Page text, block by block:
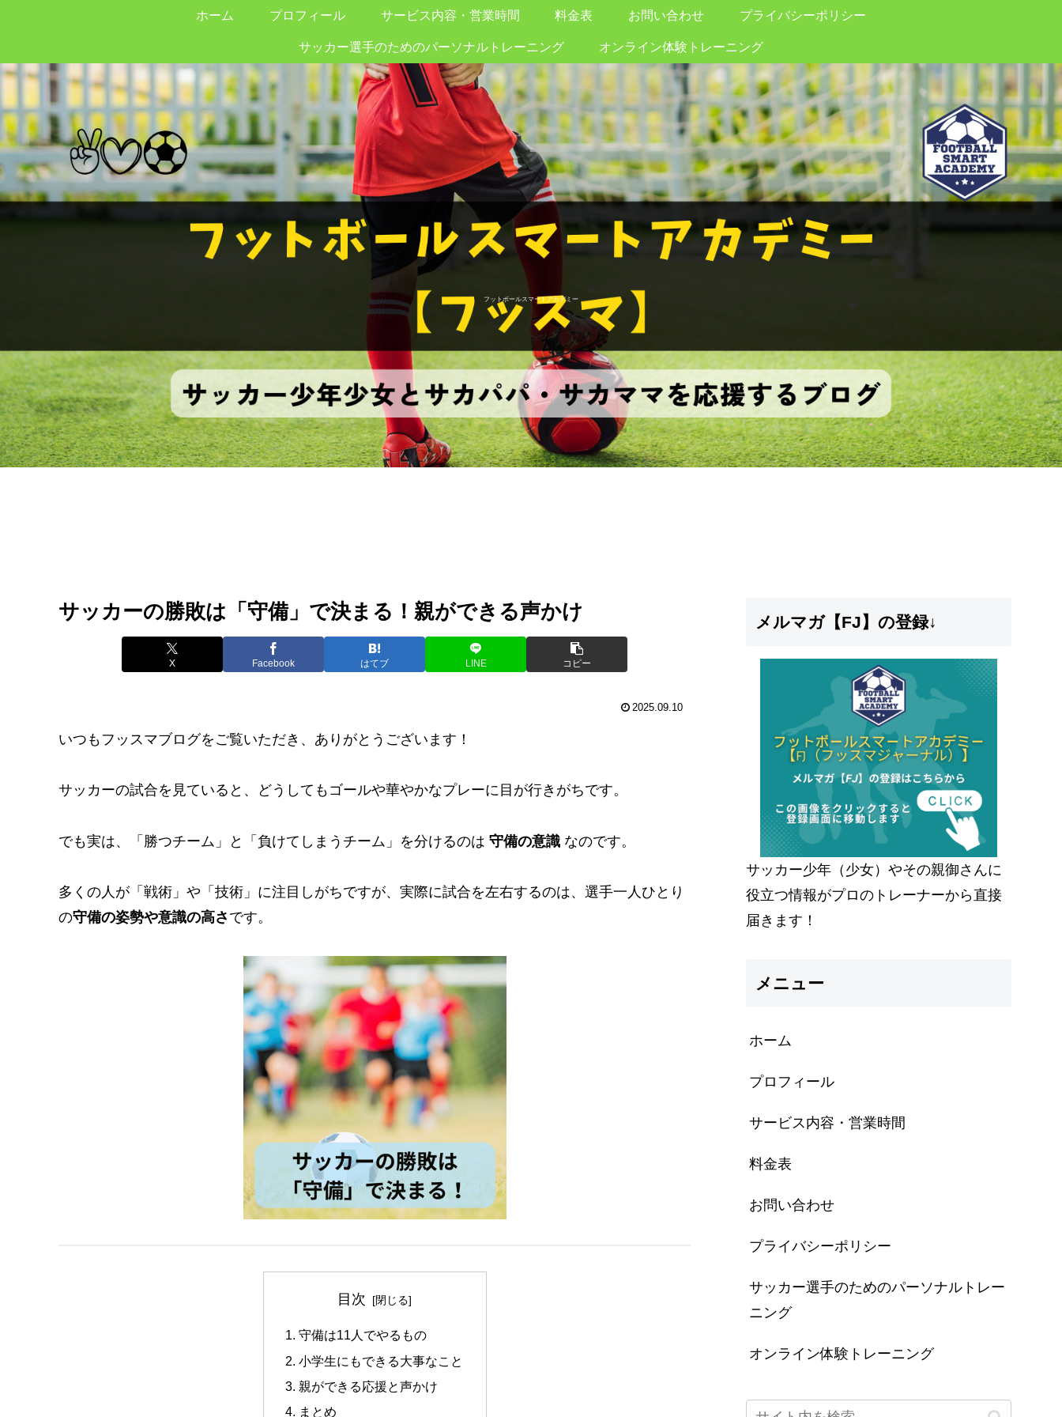
フットボールスマートアカデミー
ホーム プロフィール サービス内容・営業時間 料金表 お問い合わせ プライバシーポリシー
サッカー選手のためのパーソナルトレーニング オンライン体験トレーニング
サッカーの勝敗は「守備」で決まる！親ができる声かけ
X Facebook はてブ LINE コピー
2025.09.10
いつもフッスマブログをご覧いただき、ありがとうございます！
サッカーの試合を見ていると、どうしてもゴールや華やかなプレーに目が行きがちです。
でも実は、「勝つチーム」と「負けてしまうチーム」を分けるのは 守備の意識 なのです。
多くの人が「戦術」や「技術」に注目しがちですが、実際に試合を左右するのは、選手一人ひとり
の守備の姿勢や意識の高さ です。
目次
守備は11人でやるもの
小学生にもできる大事なこと
親ができる応援と声かけ
まとめ
メルマガ【FJ】の登録↓
サッカー少年（少女）やその親御さんに
役立つ情報がプロのトレーナーから直接
届きます！
メニュー
ホーム
プロフィール
サービス内容・営業時間
料金表
お問い合わせ
プライバシーポリシー
サッカー選手のためのパーソナルトレー
ニング
オンライン体験トレーニング